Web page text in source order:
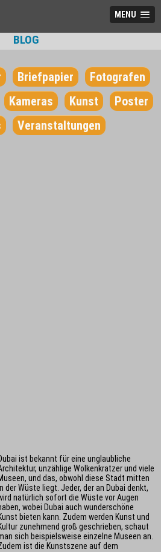
MENU
BLOG
Briefpapier
Fotografen
Kameras Kunst
Poster
Veranstaltungen
ist bekannt für eine unglaubliche
unzählige Wolkenkratzer und viele
und das, obwohl diese Stadt mitten
der Wüste liegt. Jeder, der an Dubai denkt,
natürlich sofort die Wüste vor Augen
wobei Dubai auch wunderschöne
bieten kann. Zudem werden Kunst und
zunehmend groß geschrieben, schaut
sich beispielsweise einzelne Museen an.
ist die Kunstszene auf dem